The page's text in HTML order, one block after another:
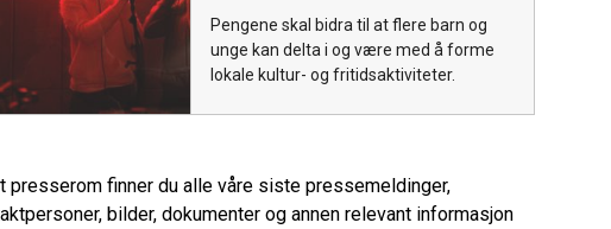
Pengene skal bidra til at flere barn og
unge kan delta i og være med å forme
lokale kultur- og fritidsaktiviteter.
presserom finner du alle våre siste pressemeldinger,
bilder, dokumenter og annen relevant informasjon